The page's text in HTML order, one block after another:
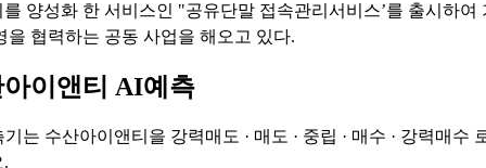
양성화 한 서비스인 "공유단말 접속관리서비스’를 출시하여
을 협력하는 공동 사업을 해오고 있다.
이앤티 AI예측
는 수산아이앤티을 강력매도 · 매도 · 중립 · 매수 · 강력매수
.